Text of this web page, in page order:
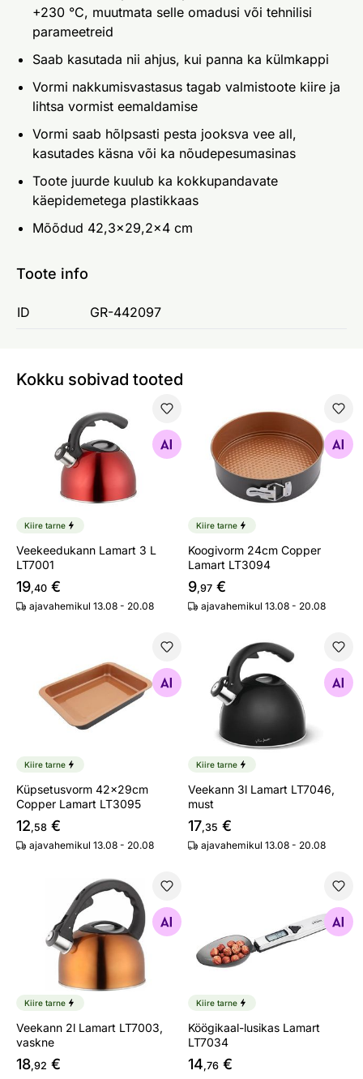
+230 °C, muutmata selle omadusi või tehnilisi
parameetreid
Saab kasutada nii ahjus, kui panna ka külmkappi
Vormi nakkumisvastasus tagab valmistoote kiire ja
lihtsa vormist eemaldamise
Vormi saab hõlpsasti pesta jooksva vee all,
kasutades käsna või ka nõudepesumasinas
Toote juurde kuulub ka kokkupandavate
käepidemetega plastikkaas
Mõõdud 42,3×29,2×4 cm
Toote info
ID GR-442097
Kokku sobivad tooted
Veekeedukann Lamart 3 L LT7001
Otsi sarnaseid
Kiire tarne
Veekeedukann Lamart 3 L
LT7001
19,40 €
ajavahemikul 13.08 - 20.08
Koogivorm 24cm Copper
Otsi sarnaseid
Kiire tarne
Koogivorm 24cm Copper
Lamart LT3094
9,97 €
ajavahemikul 13.08 - 20.08
Küpsetusvorm 42x29cm Copper Lamart LT3095
Otsi sarnaseid
Kiire tarne
Küpsetusvorm 42x29cm
Copper Lamart LT3095
12,58 €
ajavahemikul 13.08 - 20.08
Veekann 3l Lamart LT7046,
Otsi sarnaseid
Kiire tarne
Veekann 3l Lamart LT7046,
must
17,35 €
ajavahemikul 13.08 - 20.08
Veekann 2l Lamart LT7003, vaskne
Otsi sarnaseid
Kiire tarne
Veekann 2l Lamart LT7003,
vaskne
18,92 €
Otsi sarnaseid
Kiire tarne
Köögikaal-lusikas Lamart
LT7034
14,76 €